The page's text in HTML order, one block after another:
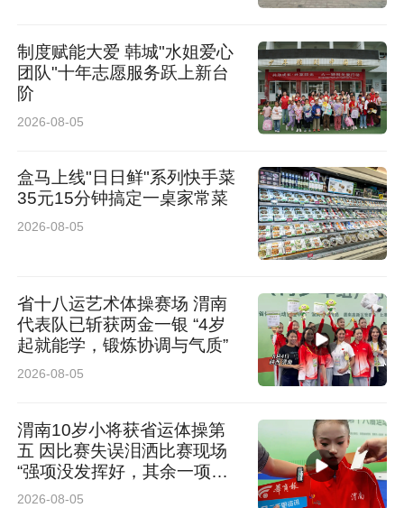
老人的眩晕感。
怕老人撑不住等候，她们提前联系CT室协调检查
左一右护在身旁，时不时俯身询问感受，轻声安
抚老人放松心情。从突发不适到完成检查，全程
有人照料、有人兜底，原本难熬的病痛时刻，因
面对老人再三地道谢，两个姑娘只是腼腆地
笑：“这都是我们应该做的，您没事就好。”
这件事在她们眼里，或许只是日常工作里一件不
值一提的小事。可在孤身就诊的老人心里，却是
困境里托住自己的一双手，是病痛里熨帖心头的
制度赋能大爱 韩城"水姐爱心
团队"十年志愿服务跃上新台
阶
2026-08-05
盒马上线"日日鲜"系列快手菜
35元15分钟搞定一桌家常菜
2026-08-05
省十八运艺术体操赛场 渭南
代表队已斩获两金一银 “4岁
起就能学，锻炼协调与气质”
2026-08-05
渭南10岁小将获省运体操第
五 因比赛失误泪洒比赛现场
“强项没发挥好，其余一项比
一项高”
2026-08-05